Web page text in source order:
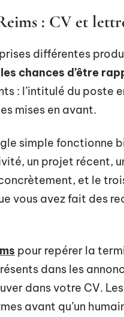
: CV et
différentes
chances d’être
: l’intitulé du poste
mises en avant.
simple fonctionne
un projet récent,
et le
vous avez fait des
pour repérer la
dans les
dans votre CV.
avant qu’un